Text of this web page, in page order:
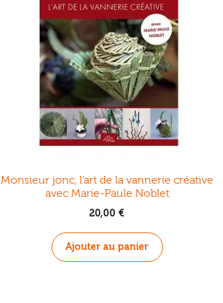
sur
la
page
du
produit
Monsieur jonc, l’art de la vannerie créative
avec Marie-Paule Noblet
20,00€
Ajouter au panier